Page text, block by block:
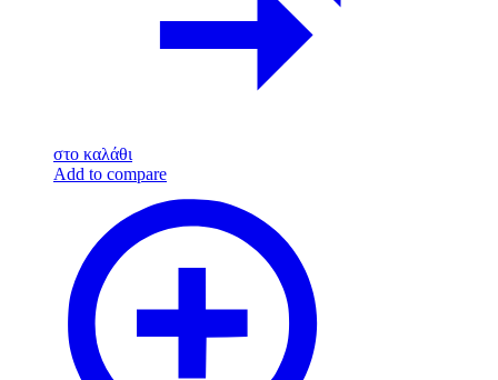
στο καλάθι
Add to compare